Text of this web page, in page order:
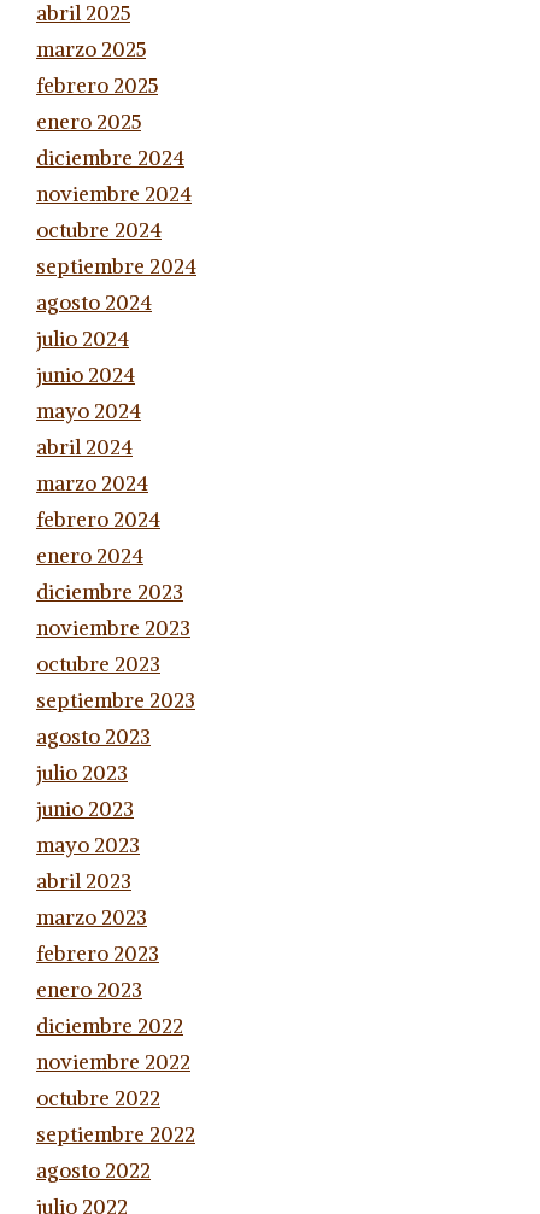
abril 2025
marzo 2025
febrero 2025
enero 2025
diciembre 2024
noviembre 2024
octubre 2024
septiembre 2024
agosto 2024
julio 2024
junio 2024
mayo 2024
abril 2024
marzo 2024
febrero 2024
enero 2024
diciembre 2023
noviembre 2023
octubre 2023
septiembre 2023
agosto 2023
julio 2023
junio 2023
mayo 2023
abril 2023
marzo 2023
febrero 2023
enero 2023
diciembre 2022
noviembre 2022
octubre 2022
septiembre 2022
agosto 2022
julio 2022